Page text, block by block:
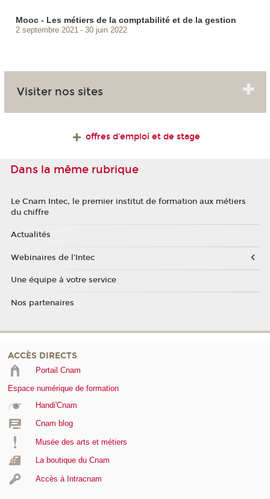
Mooc - Les métiers de la comptabilité et de la gestion
2 septembre 2021 30 juin 2022
Visiter nos sites
offres d'emploi et de stage
Dans la même rubrique
Le Cnam Intec, le premier institut de formation aux métiers
du chiffre
Actualités
Webinaires de l'Intec
Une équipe à votre service
Nos partenaires
ACCÈS DIRECTS
Portail Cnam
Espace numérique de formation
Handi'Cnam
Cnam blog
Musée des arts et métiers
La boutique du Cnam
Accès à Intracnam